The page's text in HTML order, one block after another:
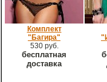
Комплект
"Багира"
530 руб.
бесплатная
доставка